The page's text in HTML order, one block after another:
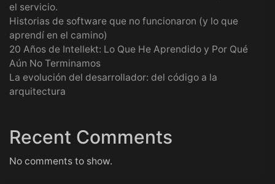
el servicio.
Historias de software que no funcionaron (y lo que
aprendí en el camino)
20 Años de Intellekt: Lo Que He Aprendido y Por Qué
Aún No Terminamos
La evolución del desarrollador: del código a la
arquitectura
Recent Comments
No comments to show.